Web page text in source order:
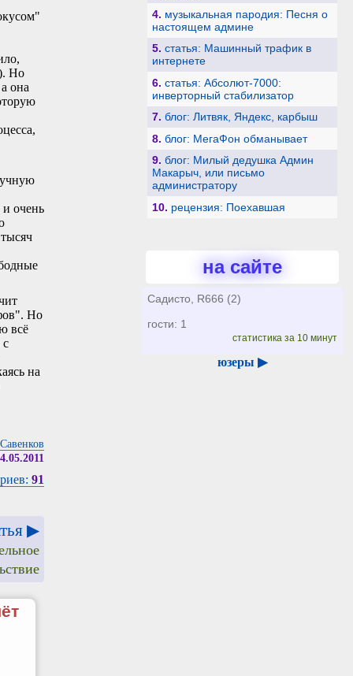
Но
она
и очень
Но
всё
с
на
91
▶
4. музыкальная пародия: Песня о
настоящем админе
5. статья: Машинный трафик в
интернете
6. статья: Абсолют-7000:
инверторный стабилизатор
7. блог: Литвяк, Яндекс, карбыш
8. блог: МегаФон обманывает
9. блог: Милый дедушка Админ
Макарыч, или письмо
администратору
10. рецензия: Поехавшая
на сайте
Садисто, R666 (2)
гости: 1
статистика за 10 минут
юзеры ▶